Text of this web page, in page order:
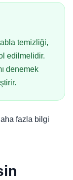
temizliği,
edilmelidir.
denemek
fazla bilgi